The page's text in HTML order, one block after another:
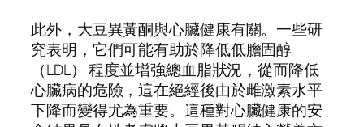
此外，大豆異黃酮與心臟健康有關。一些研
究表明，它們可能有助於降低低膽固醇
（LDL） 程度並增強總血脂狀況，從而降低
心臟病的危險，這在絕經後由於雌激素水平
下降而變得尤為重要。這種對心臟健康的安